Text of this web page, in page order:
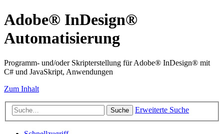
Adobe® InDesign®
Automatisierung
Programm- und/oder Skripterstellung für Adobe® InDesign® mit
C# und JavaSkript, Anwendungen
Zum Inhalt
Suche Erweiterte Suche